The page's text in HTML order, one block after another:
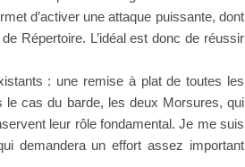
d’activer une attaque puissante, dont
Répertoire. L’idéal est donc de réussir
: une remise à plat de toutes les
le cas du barde, les deux Morsures, qui
leur rôle fondamental. Je me suis
demandera un effort assez important